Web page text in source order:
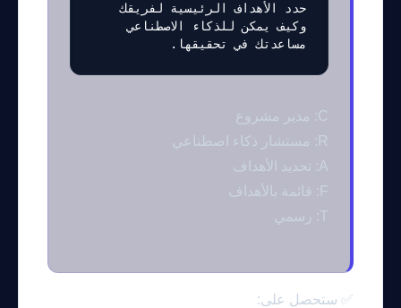
حدد الأهداف الرئيسية لفريقك
وكيف يمكن للذكاء الاصطناعي
مساعدتك في تحقيقها.
C: مدير مشروع
R: مستشار ذكاء اصطناعي
A: تحديد الأهداف
F: قائمة بالأهداف
T: رسمي
✅ ستحصل على: